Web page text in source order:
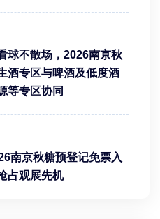
球不散场，2026南京秋
酒专区与啤酒及低度酒
等专区协同
南京秋糖预登记免票入
占观展先机